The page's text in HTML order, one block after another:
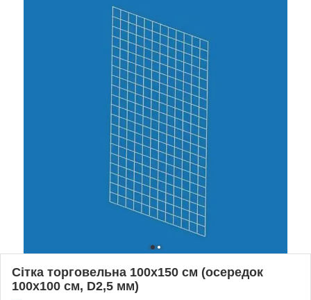
Сітка торговельна 100х150 см (осередок
100х100 см, D2,5 мм)